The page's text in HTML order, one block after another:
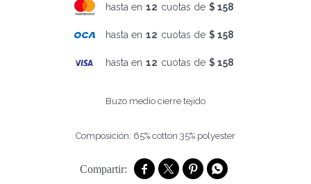
hasta en 12 cuotas de $ 158
hasta en 12 cuotas de $ 158
hasta en 12 cuotas de $ 158
Buzo medio cierre tejido
Composición: 65% cotton 35% polyester
   